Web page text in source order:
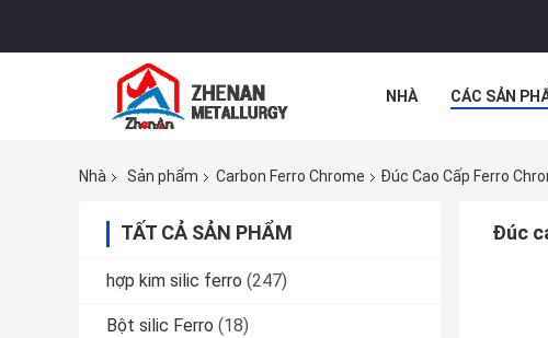
NHÀ CÁC SẢN
Nhà
Sản phẩm Carbon Ferro Chrome Đúc Cao Cấp Ferro
TẤT CẢ SẢN PHẨM
hợp kim silic ferro (247)
Bột silic Ferro (18)
Đúc